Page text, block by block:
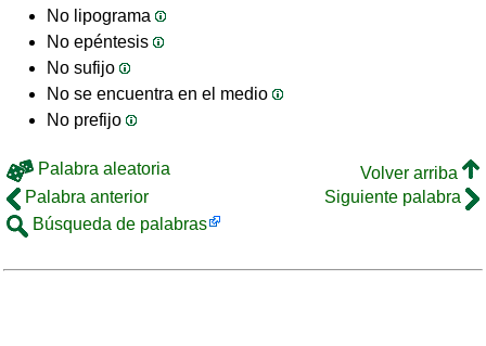
No lipograma
No epéntesis
No sufijo
No se encuentra en el medio
No prefijo
Palabra aleatoria
Volver arriba
Palabra anterior
Siguiente palabra
Búsqueda de palabras